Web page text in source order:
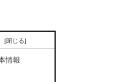
情報